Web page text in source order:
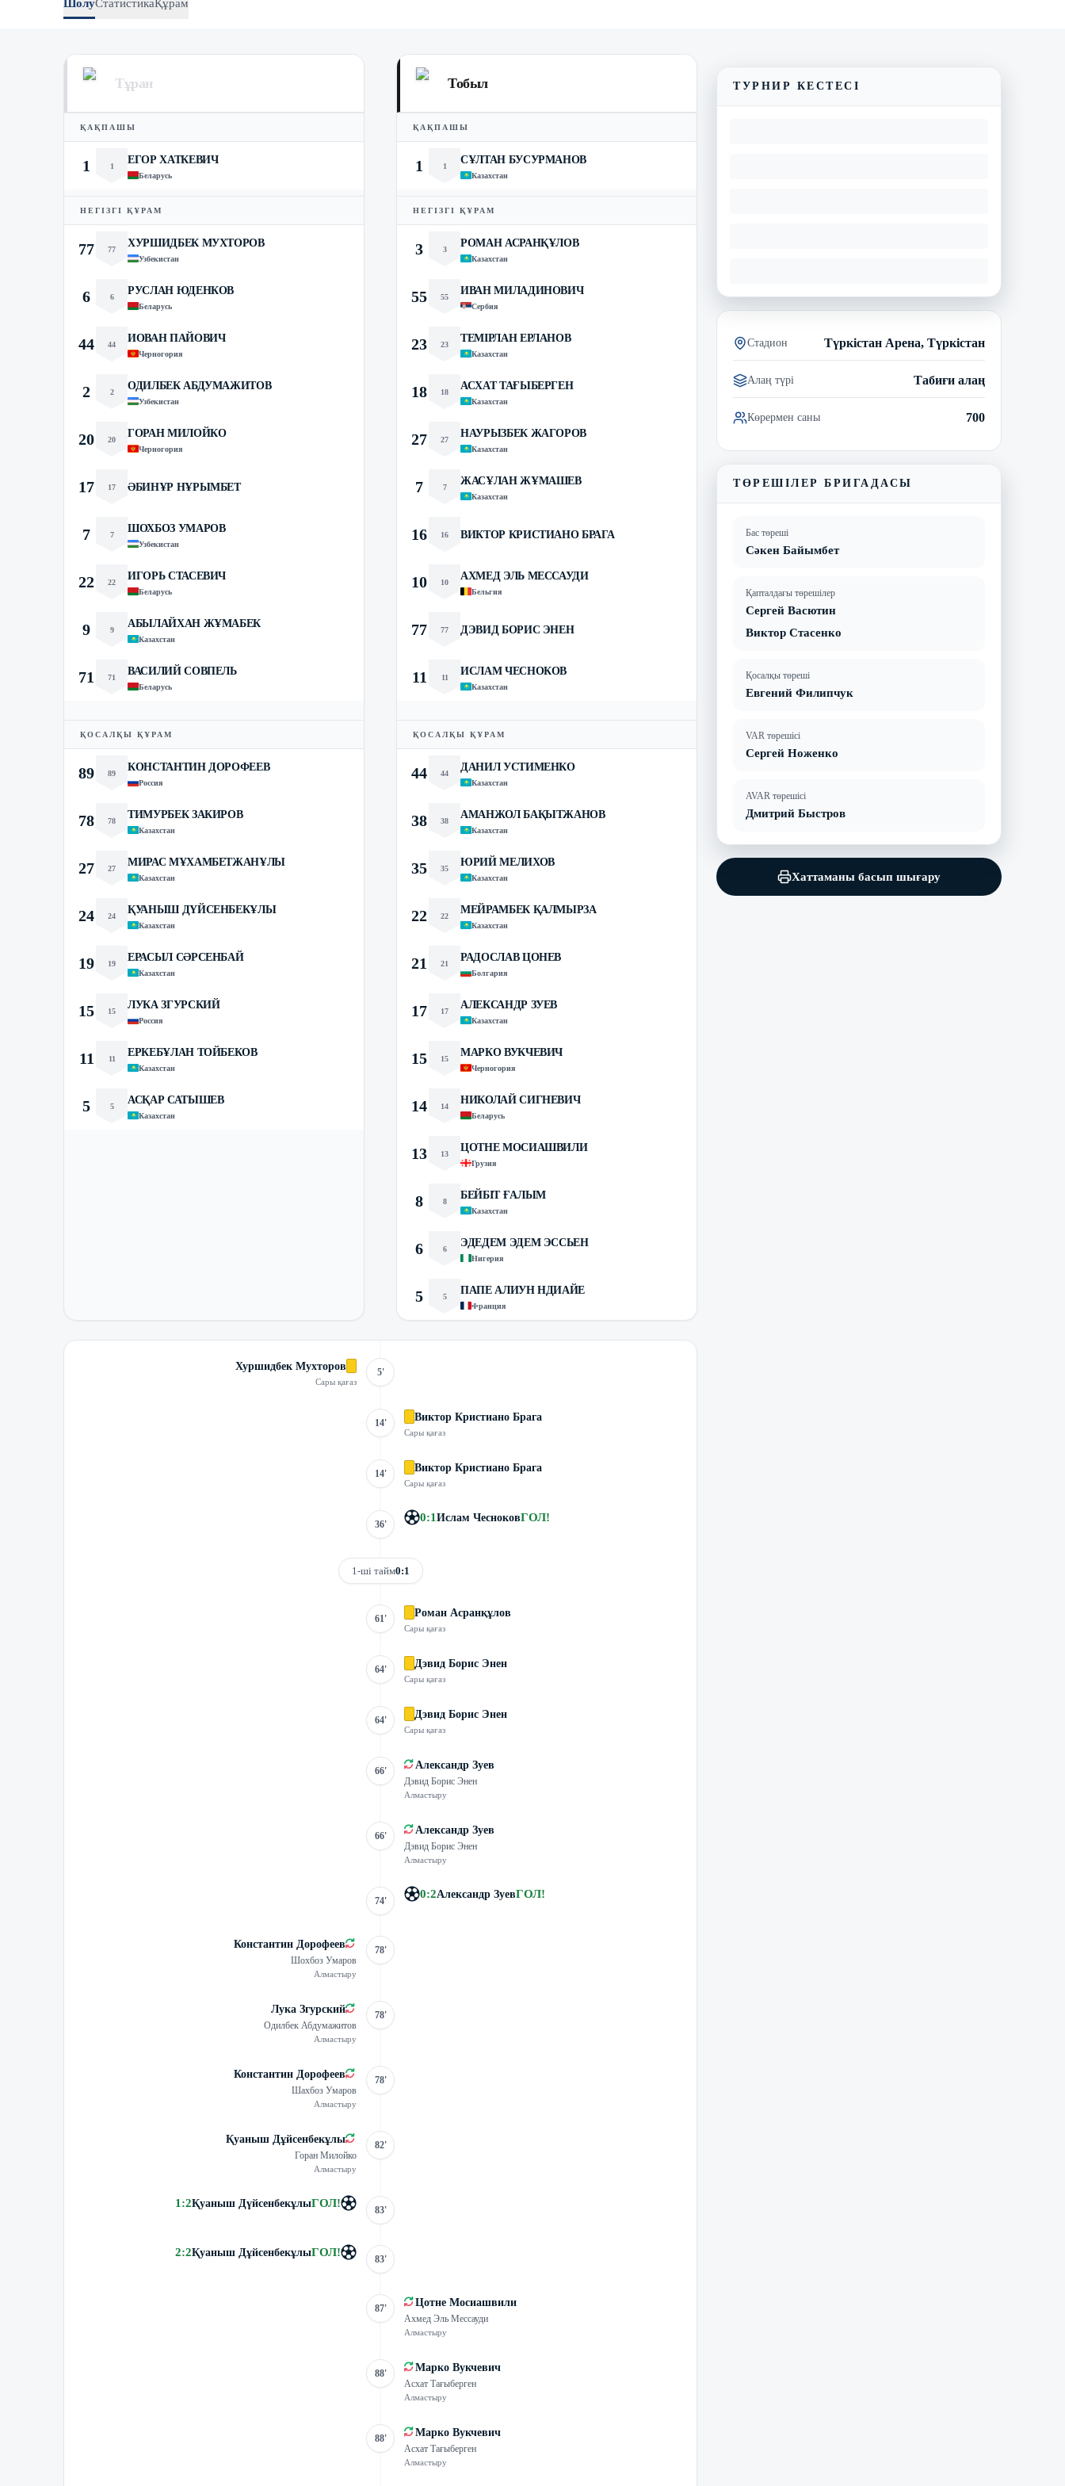
ШолуСтатистикаҚұрам
Тұран
ҚАҚПАШЫ
1 1
ЕГОР ХАТКЕВИЧ
Беларусь
НЕГІЗГІ ҚҰРАМ
77 77
ХУРШИДБЕК МУХТОРОВ
Узбекистан
6 6
РУСЛАН ЮДЕНКОВ
Беларусь
44 44
ИОВАН ПАЙОВИЧ
Черногория
2 2
ОДИЛБЕК АБДУМАЖИТОВ
Узбекистан
20 20
ГОРАН МИЛОЙКО
Черногория
17 17 ӘБИНҰР НҰРЫМБЕТ
7 7
ШОХБОЗ УМАРОВ
Узбекистан
22 22
ИГОРЬ СТАСЕВИЧ
Беларусь
9 9
АБЫЛАЙХАН ЖҰМАБЕК
Казахстан
71 71
ВАСИЛИЙ СОВПЕЛЬ
Беларусь
ҚОСАЛҚЫ ҚҰРАМ
89 89
КОНСТАНТИН ДОРОФЕЕВ
Россия
78 78
ТИМУРБЕК ЗАКИРОВ
Казахстан
27 27
МИРАС МҰХАМБЕТЖАНҰЛЫ
Казахстан
24 24
ҚУАНЫШ ДҮЙСЕНБЕКҰЛЫ
Казахстан
19 19
ЕРАСЫЛ СӘРСЕНБАЙ
Казахстан
15 15
ЛУКА ЗГУРСКИЙ
Россия
11 11
ЕРКЕБҰЛАН ТОЙБЕКОВ
Казахстан
5 5
АСҚАР САТЫШЕВ
Казахстан
Тобыл
ҚАҚПАШЫ
1 1
СҰЛТАН БУСУРМАНОВ
Казахстан
НЕГІЗГІ ҚҰРАМ
3 3
РОМАН АСРАНҚҰЛОВ
Казахстан
55 55
ИВАН МИЛАДИНОВИЧ
Сербия
23 23
ТЕМІРЛАН ЕРЛАНОВ
Казахстан
18 18
АСХАТ ТАҒЫБЕРГЕН
Казахстан
27 27
НАУРЫЗБЕК ЖАГОРОВ
Казахстан
7 7
ЖАСҰЛАН ЖҰМАШЕВ
Казахстан
16 16 ВИКТОР КРИСТИАНО БРАГА
10 10
АХМЕД ЭЛЬ МЕССАУДИ
Бельгия
77 77 ДЭВИД БОРИС ЭНЕН
11 11
ИСЛАМ ЧЕСНОКОВ
Казахстан
ҚОСАЛҚЫ ҚҰРАМ
44 44
ДАНИЛ УСТИМЕНКО
Казахстан
38 38
АМАНЖОЛ БАҚЫТЖАНОВ
Казахстан
35 35
ЮРИЙ МЕЛИХОВ
Казахстан
22 22
МЕЙРАМБЕК ҚАЛМЫРЗА
Казахстан
21 21
РАДОСЛАВ ЦОНЕВ
Болгария
17 17
АЛЕКСАНДР ЗУЕВ
Казахстан
15 15
МАРКО ВУКЧЕВИЧ
Черногория
14 14
НИКОЛАЙ СИГНЕВИЧ
Беларусь
13 13
ЦОТНЕ МОСИАШВИЛИ
Грузия
8 8
БЕЙБІТ ҒАЛЫМ
Казахстан
6 6
ЭДЕДЕМ ЭДЕМ ЭССЬЕН
Нигерия
5 5
ПАПЕ АЛИУН НДИАЙЕ
Франция
Хуршидбек Мухторов
Сары қағаз
5'
14' Виктор Кристиано Брага
Сары қағаз
14' Виктор Кристиано Брага
Сары қағаз
36'
0:1 Ислам ЧесноковГОЛ!
1-ші тайм0:1
61' Роман Асранқұлов
Сары қағаз
64' Дэвид Борис Энен
Сары қағаз
64' Дэвид Борис Энен
Сары қағаз
66' Александр Зуев
Дэвид Борис Энен
Алмастыру
66' Александр Зуев
Дэвид Борис Энен
Алмастыру
74'
0:2Александр ЗуевГОЛ!
Константин Дорофеев
Шохбоз Умаров
Алмастыру
78'
Лука Згурский
Одилбек Абдумажитов
Алмастыру
78'
Константин Дорофеев
Шахбоз Умаров
Алмастыру
78'
Қуаныш Дұйсенбекұлы
Горан Милойко
Алмастыру
82'
1 :2Қуаныш ДүйсенбекұлыГОЛ!
83'
2:2Қуаныш ДұйсенбекұлыГОЛ!
83'
87' Цотне Мосиашвили
Ахмед Эль Мессауди
Алмастыру
88' Марко Вукчевич
Асхат Тағыберген
Алмастыру
88' Марко Вукчевич
Асхат Тағыберген
Алмастыру
ТУРНИР КЕСТЕСІ
Стадион Түркістан Арена, Түркістан
Алаң түрі Табиғи алаң
Көрермен саны 700
ТӨРЕШІЛЕР БРИГАДАСЫ
Бас төреші
Сәкен Байымбет
Қапталдағы төрешілер
Сергей Васютин
Виктор Стасенко
Қосалқы төреші
Евгений Филипчук
VAR төрешісі
Сергей Ноженко
AVAR төрешісі
Дмитрий Быстров
Хаттаманы басып шығару